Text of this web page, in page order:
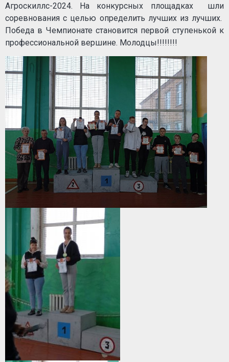
Агроскиллс-2024. На конкурсных площадках шли
соревнования с целью определить лучших из лучших.
Победа в Чемпионате становится первой ступенькой к
профессиональной вершине. Молодцы!!!!!!!!